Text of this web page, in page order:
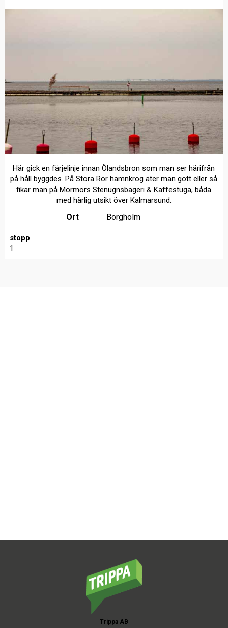
Här gick en färjelinje innan Ölandsbron som man ser härifrån
på håll byggdes. På Stora Rör hamnkrog äter man gott eller så
fikar man på Mormors Stenugnsbageri & Kaffestuga, båda
med härlig utsikt över Kalmarsund.
Ort Borgholm
stopp
1
Trippa AB